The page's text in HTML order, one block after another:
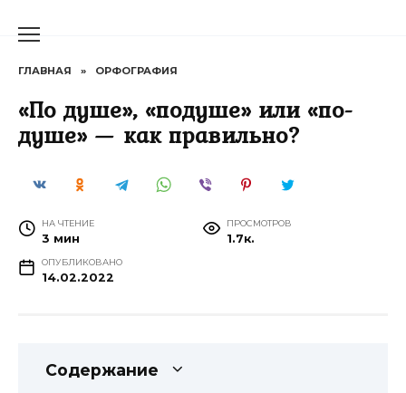
ГЛАВНАЯ » ОРФОГРАФИЯ
«По душе», «подуше» или «по-
душе» — как правильно?
НА ЧТЕНИЕ
3 мин
ПРОСМОТРОВ
1.7к.
ОПУБЛИКОВАНО
14.02.2022
Содержание